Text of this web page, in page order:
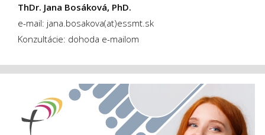
ThDr. Jana Bosáková, PhD.
e-mail: jana.bosakova(at)essmt.sk
Konzultácie: dohoda e-mailom